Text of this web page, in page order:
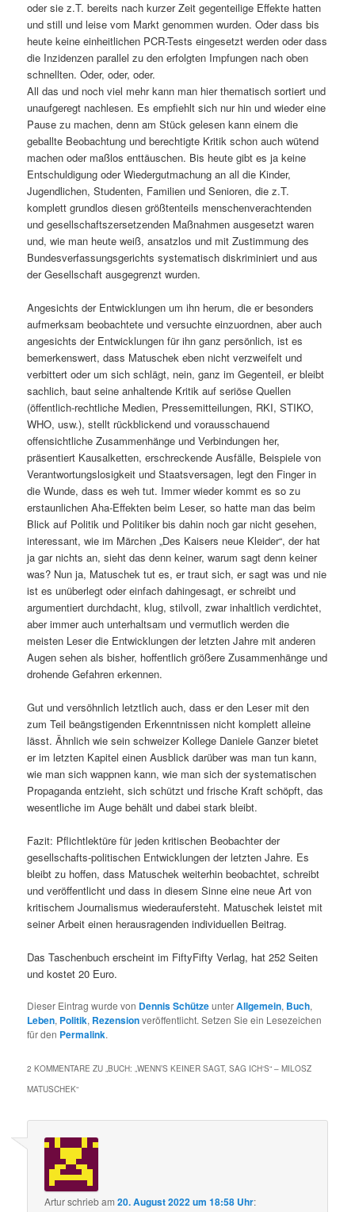
oder sie z.T. bereits nach kurzer Zeit gegenteilige Effekte hatten
und still und leise vom Markt genommen wurden. Oder dass bis
heute keine einheitlichen PCR-Tests eingesetzt werden oder dass
die Inzidenzen parallel zu den erfolgten Impfungen nach oben
schnellten. Oder, oder, oder.
All das und noch viel mehr kann man hier thematisch sortiert und
unaufgeregt nachlesen. Es empfiehlt sich nur hin und wieder eine
Pause zu machen, denn am Stück gelesen kann einem die
geballte Beobachtung und berechtigte Kritik schon auch wütend
machen oder maßlos enttäuschen. Bis heute gibt es ja keine
Entschuldigung oder Wiedergutmachung an all die Kinder,
Jugendlichen, Studenten, Familien und Senioren, die z.T.
komplett grundlos diesen größtenteils menschenverachtenden
und gesellschaftszersetzenden Maßnahmen ausgesetzt waren
und, wie man heute weiß, ansatzlos und mit Zustimmung des
Bundesverfassungsgerichts systematisch diskriminiert und aus
der Gesellschaft ausgegrenzt wurden.
Angesichts der Entwicklungen um ihn herum, die er besonders
aufmerksam beobachtete und versuchte einzuordnen, aber auch
angesichts der Entwicklungen für ihn ganz persönlich, ist es
bemerkenswert, dass Matuschek eben nicht verzweifelt und
verbittert oder um sich schlägt, nein, ganz im Gegenteil, er bleibt
sachlich, baut seine anhaltende Kritik auf seriöse Quellen
(öffentlich-rechtliche Medien, Pressemitteilungen, RKI, STIKO,
WHO, usw.), stellt rückblickend und vorausschauend
offensichtliche Zusammenhänge und Verbindungen her,
präsentiert Kausalketten, erschreckende Ausfälle, Beispiele von
Verantwortungslosigkeit und Staatsversagen, legt den Finger in
die Wunde, dass es weh tut. Immer wieder kommt es so zu
erstaunlichen Aha-Effekten beim Leser, so hatte man das beim
Blick auf Politik und Politiker bis dahin noch gar nicht gesehen,
interessant, wie im Märchen „Des Kaisers neue Kleider“, der hat
ja gar nichts an, sieht das denn keiner, warum sagt denn keiner
was? Nun ja, Matuschek tut es, er traut sich, er sagt was und nie
ist es unüberlegt oder einfach dahingesagt, er schreibt und
argumentiert durchdacht, klug, stilvoll, zwar inhaltlich verdichtet,
aber immer auch unterhaltsam und vermutlich werden die
meisten Leser die Entwicklungen der letzten Jahre mit anderen
Augen sehen als bisher, hoffentlich größere Zusammenhänge und
drohende Gefahren erkennen.
Gut und versöhnlich letztlich auch, dass er den Leser mit den
zum Teil beängstigenden Erkenntnissen nicht komplett alleine
lässt. Ähnlich wie sein schweizer Kollege Daniele Ganzer bietet
er im letzten Kapitel einen Ausblick darüber was man tun kann,
wie man sich wappnen kann, wie man sich der systematischen
Propaganda entzieht, sich schützt und frische Kraft schöpft, das
wesentliche im Auge behält und dabei stark bleibt.
Fazit: Pflichtlektüre für jeden kritischen Beobachter der
gesellschafts-politischen Entwicklungen der letzten Jahre. Es
bleibt zu hoffen, dass Matuschek weiterhin beobachtet, schreibt
und veröffentlicht und dass in diesem Sinne eine neue Art von
kritischem Journalismus wiederaufersteht. Matuschek leistet mit
seiner Arbeit einen herausragenden individuellen Beitrag.
Das Taschenbuch erscheint im FiftyFifty Verlag, hat 252 Seiten
und kostet 20 Euro.
Dieser Eintrag wurde von Dennis SchützeunterAllgemein, Buch,
Leben, Politik, Rezensionveröffentlicht. Setzen Sie ein Lesezeichen
für den Permalink.
2 KOMMENTARE ZU „BUCH: „WENN’S KEINER SAGT, SAG ICH‘S“ – MILOSZ
MATUSCHEK“
Arturschriebam20. August 2022 um 18:58 Uhr: